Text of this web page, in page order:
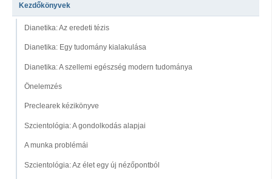
Kezdőkönyvek
Dianetika: Az eredeti tézis
Dianetika: Egy tudomány kialakulása
Dianetika: A szellemi egészség modern tudománya
Önelemzés
Preclearek kézikönyve
Szcientológia: A gondolkodás alapjai
A munka problémái
Szcientológia: Az élet egy új nézőpontból